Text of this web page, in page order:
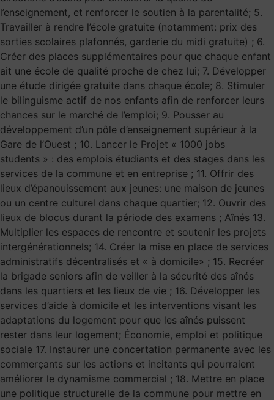
l’enseignement, et renforcer le soutien à la parentalité; 5.
Travailler à rendre l’école gratuite (notamment: prix des
sorties scolaires plafonnés, garderie du midi gratuite) ; 6.
Créer des places supplémentaires pour que chaque enfant
ait une école de qualité proche de chez lui; 7. Développer
une étude dirigée gratuite dans chaque école; 8. Stimuler
le bilinguisme actif de nos enfants afin de renforcer leurs
chances sur le marché de l’emploi; 9. Pousser au
développement d’un pôle d’enseignement supérieur à la
Gare de l’Ouest ; 10. Lancer le Projet « 1000 jobs
students » : des emplois étudiants et des stages dans les
services de la commune et en entreprise ; 11. Offrir des
lieux d’épanouissement aux jeunes: une maison de jeunes
ou un centre culturel dans chaque quartier; 12. Ouvrir des
lieux de blocus durant la période des examens ; Aînés 13.
Multiplier les espaces de rencontre et soutenir les projets
intergénérationnels; 14. Créer la mise en place de services
administratifs décentralisés et « à domicile» ; 15. Recréer
la brigade seniors afin de veiller à la sécurité des aînés
dans les quartiers et les lieux de vie ; 16. Développer les
services d’aide à domicile et les interventions visant les
adaptations du logement pour que les aînés puissent
rester dans leur logement; Économie, emploi et politique
sociale 17. Instaurer une concertation permanente avec les
commerçants sur les actions et incitants qui pourraient
améliorer le dynamisme commercial ; 18. Mettre en place
une politique structurelle de la commune pour mettre en